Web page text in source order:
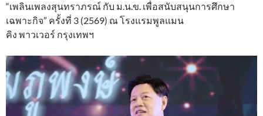
“เพลินเพลงสุนทราภรณ์ กับ ม.น.ข. เพื่อสนับสนุนการศึกษา
เฉพาะกิจ” ครั้งที่ 3 (2569) ณ โรงแรมพูลแมน
คิง พาวเวอร์ กรุงเทพฯ